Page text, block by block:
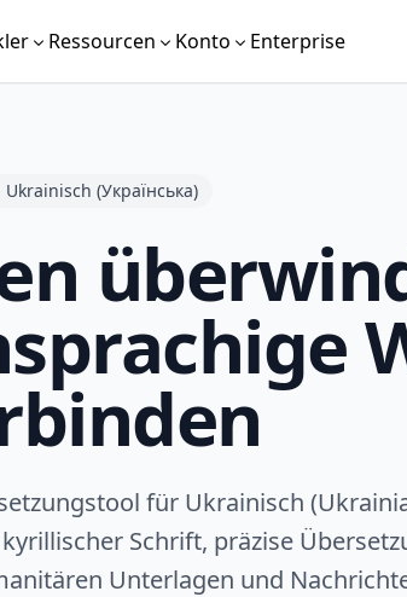
Ressourcen Konto Enterprise
Ukrainisch (Українська)
für Ukrainisch
Schrift, präzise
Unterlagen und